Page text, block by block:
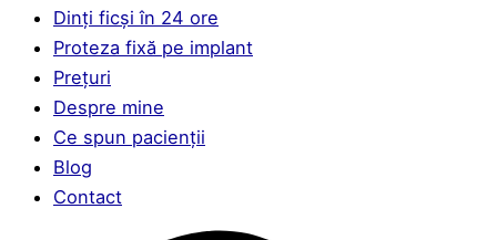
Dinți ficși în 24 ore
Proteza fixă pe implant
Prețuri
Despre mine
Ce spun pacienții
Blog
Contact